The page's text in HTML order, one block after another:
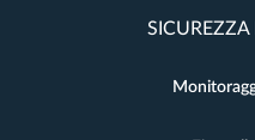
SICUREZZA